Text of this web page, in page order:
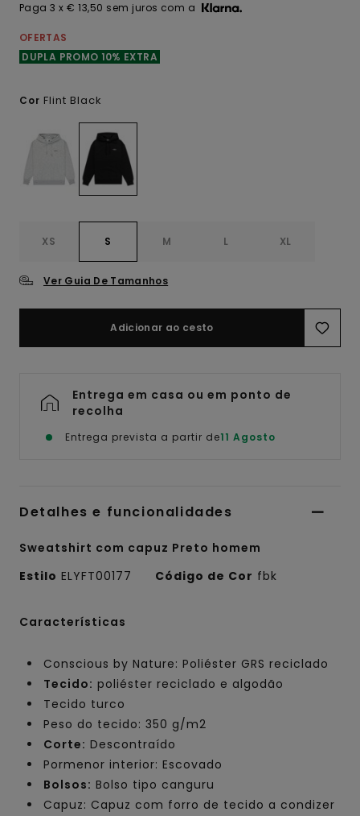
Paga 3 x € 13,50 sem juros com a
OFERTAS
DUPLA PROMO 10% EXTRA
Cor Flint Black
XS S M L XL
Ver Guia De Tamanhos
Adicionar ao cesto
Entrega em casa ou em ponto de
recolha
Entrega prevista a partir de11 Agosto
Detalhes e funcionalidades
Sweatshirt com capuz Preto homem
Estilo ELYFT00177 Código de Cor fbk
Características
Conscious by Nature: Poliéster GRS reciclado
Tecido: poliéster reciclado e algodão
Tecido turco
Peso do tecido: 350 g/m2
Corte: Descontraído
Pormenor interior: Escovado
Bolsos: Bolso tipo canguru
Capuz: Capuz com forro de tecido a condizer